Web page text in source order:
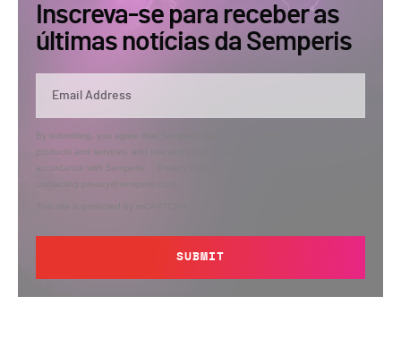
Inscreva-se para receber as
últimas notícias da Semperis
By submitting, you agree that Semperis may send you information regarding its
products and services, and use and process your personal information in
accordance with Semperis’
contacting privacy@semperis.com.
This site is protected by reCAPTCHA.
SUBMIT